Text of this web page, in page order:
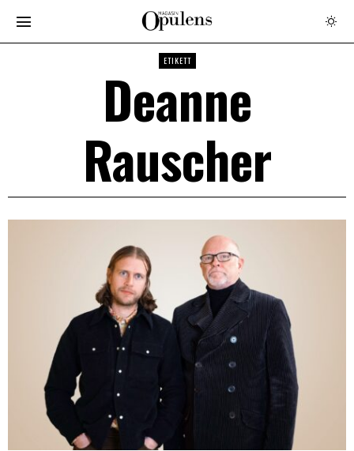
ETIKETT
Deanne
Rauscher